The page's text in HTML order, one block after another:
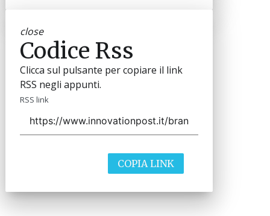
close
Codice Rss
Clicca sul pulsante per copiare il link
RSS negli appunti.
RSS link
COPIA LINK